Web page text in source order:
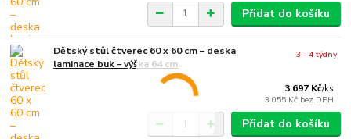
Přidat do košíku
Dětský stůl čtverec 60 x 60 cm – deska
laminace buk – výška 64 cm
3 697 Kč/ks
3 055 Kč bez DPH
3 - 4 týdny
Přidat do košíku